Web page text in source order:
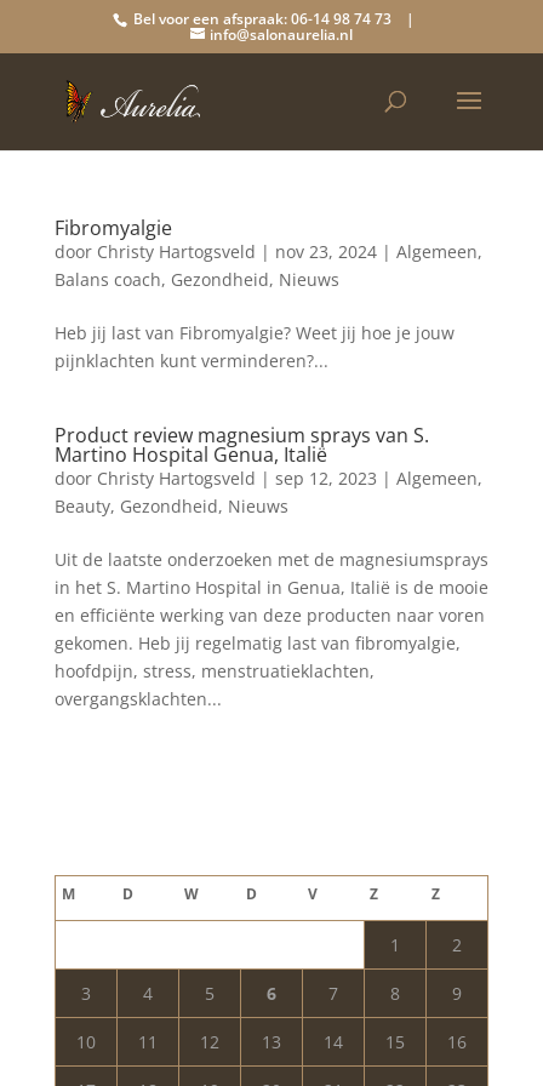
Bel voor een afspraak: 06-14 98 74 73 |
info@salonaurelia.nl
Fibromyalgie
door Christy Hartogsveld | nov 23, 2024| Algemeen,
Balans coach, Gezondheid, Nieuws
Heb jij last van Fibromyalgie? Weet jij hoe je jouw
pijnklachten kunt verminderen?...
Product review magnesium sprays van S.
Martino Hospital Genua, Italië
door Christy Hartogsveld | sep 12, 2023 | Algemeen,
Beauty, Gezondheid, Nieuws
Uit de laatste onderzoeken met de magnesiumsprays
in het S. Martino Hospital in Genua, Italië is de mooie
en efficiënte werking van deze producten naar voren
gekomen. Heb jij regelmatig last van fibromyalgie,
hoofdpijn, stress, menstruatieklachten,
overgangsklachten...
M D W D V Z Z
1 2
3 4 5 6 7 8 9
10 11 12 13 14 15 16